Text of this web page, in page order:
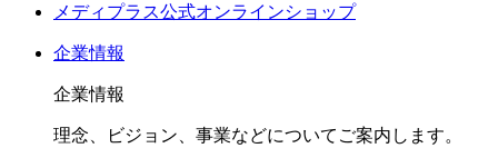
メディプラス公式オンラインショップ
企業情報
企業情報
理念、ビジョン、事業などについてご案内します。